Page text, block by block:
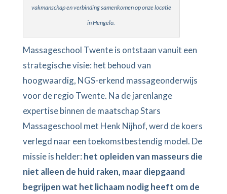
vakmanschap en verbinding samenkomen op onze locatie
in Hengelo.
Massageschool Twente is ontstaan vanuit een
strategische visie: het behoud van
hoogwaardig, NGS-erkend massageonderwijs
voor de regio Twente. Na de jarenlange
expertise binnen de maatschap Stars
Massageschool met Henk Nijhof, werd de koers
verlegd naar een toekomstbestendig model. De
missie is helder: het opleiden van masseurs die
niet alleen de huid raken, maar diepgaand
begrijpen wat het lichaam nodig heeft om de